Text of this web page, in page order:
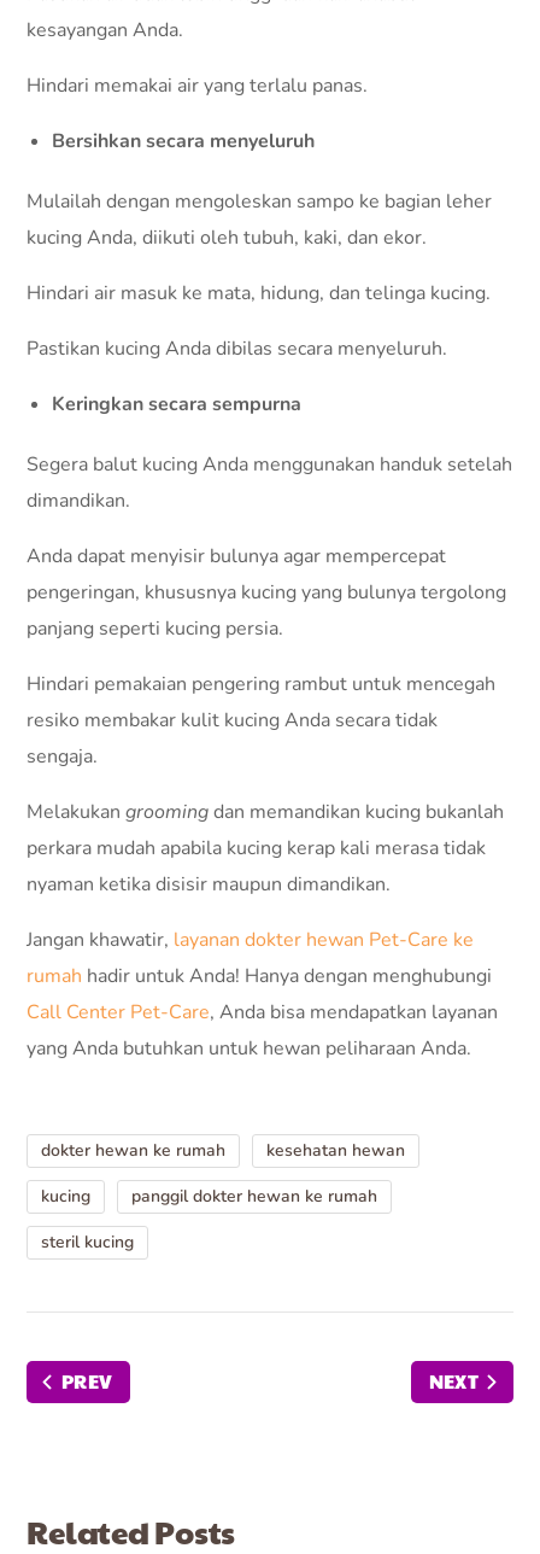
kesayangan Anda.
Hindari memakai air yang terlalu panas.
Bersihkan secara menyeluruh
Mulailah dengan mengoleskan sampo ke bagian leher
kucing Anda, diikuti oleh tubuh, kaki, dan ekor.
Hindari air masuk ke mata, hidung, dan telinga kucing.
Pastikan kucing Anda dibilas secara menyeluruh.
Keringkan secara sempurna
Segera balut kucing Anda menggunakan handuk setelah
dimandikan.
Anda dapat menyisir bulunya agar mempercepat
pengeringan, khususnya kucing yang bulunya tergolong
panjang seperti kucing persia.
Hindari pemakaian pengering rambut untuk mencegah
resiko membakar kulit kucing Anda secara tidak
sengaja.
Melakukangroomingdan memandikan kucing bukanlah
perkara mudah apabila kucing kerap kali merasa tidak
nyaman ketika disisir maupun dimandikan.
Jangan khawatir, layanan dokter hewan Pet-Care ke
rumah hadir untuk Anda! Hanya dengan menghubungi
Call Center Pet-Care, Anda bisa mendapatkan layanan
yang Anda butuhkan untuk hewan peliharaan Anda.
dokter hewan ke rumah
kesehatan hewan
kucing
panggil dokter hewan ke rumah
steril kucing
PREV NEXT
Related Posts